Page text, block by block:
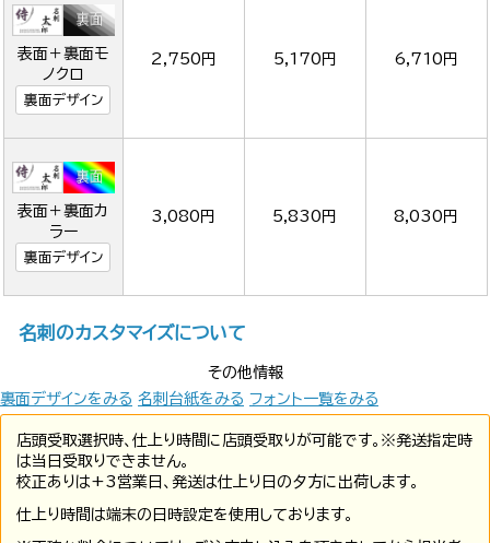
表面＋裏面モ
ノクロ
裏面デザイン
2,750円 5,170円 6,710円
表面＋裏面カ
ラー
裏面デザイン
3,080円 5,830円 8,030円
名刺のカスタマイズについて
その他情報
裏面デザインをみる 名刺台紙をみる フォント一覧をみる
店頭受取選択時、仕上り時間に店頭受取りが可能です。※発送指定時
は当日受取りできません。
校正ありは+3営業日、発送は仕上り日の夕方に出荷します。
仕上り時間は端末の日時設定を使用しております。